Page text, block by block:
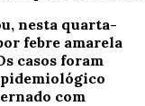
nesta quarta-
febre amarela
casos foram
com